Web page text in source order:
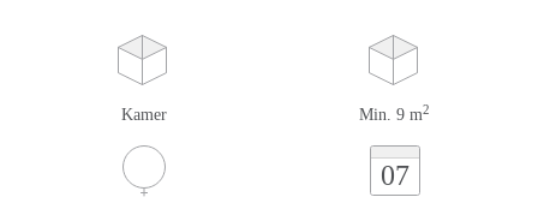
Kamer Min. 9 m2
07